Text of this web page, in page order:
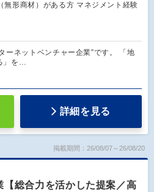
無形商材）がある方 マネジメント経験
ーネットベンチャー企業”です。 「地
」を…
詳細を見る
掲載期間：26/08/07～26/08/20
総合力を活かした提案／高